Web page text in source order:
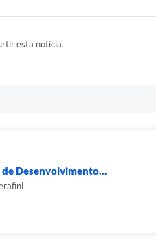
esta notícia.
Desenvolvimento...